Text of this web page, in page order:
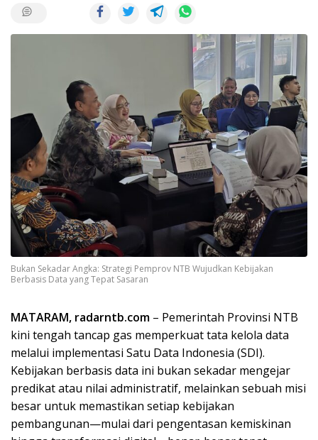
Bukan Sekadar Angka: Strategi Pemprov NTB Wujudkan Kebijakan
Berbasis Data yang Tepat Sasaran
MATARAM, radarntb.com – Pemerintah Provinsi NTB
kini tengah tancap gas memperkuat tata kelola data
melalui implementasi Satu Data Indonesia (SDI).
Kebijakan berbasis data ini bukan sekadar mengejar
predikat atau nilai administratif, melainkan sebuah misi
besar untuk memastikan setiap kebijakan
pembangunan—mulai dari pengentasan kemiskinan